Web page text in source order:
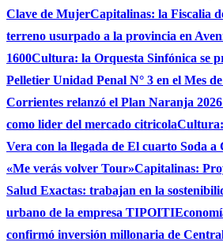
Clave de MujerCapitalinas: la Fiscalia
terreno usurpado a la provincia en
1600Cultura: la Orquesta Sinfónica se
Pelletier Unidad Penal N° 3 en el Mes
Corrientes relanzó el Plan Naranja
como lider del mercado citricolaCultura:
Vera con la llegada de El cuarto Soda
«Me verás volver Tour»Capitalinas:
Salud Exactas: trabajan en la
urbano de la empresa TIPOITI
confirmó inversión millonaria de